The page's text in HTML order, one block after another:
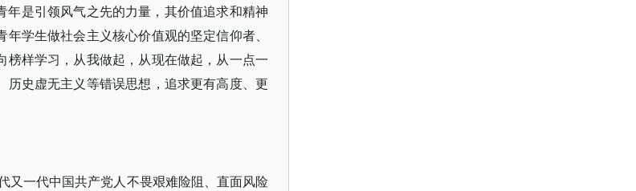
是引领风气之先的力量，其价值追求和精神
学生做社会主义核心价值观的坚定信仰者、
样学习，从我做起，从现在做起，从一点一
史虚无主义等错误思想，追求更有高度、更
又一代中国共产党人不畏艰难险阻、直面风险